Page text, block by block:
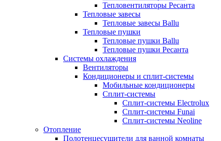
Тепловентиляторы Ресанта
Тепловые завесы
Тепловые завесы Ballu
Тепловые пушки
Тепловые пушки Ballu
Тепловые пушки Ресанта
Системы охлаждения
Вентиляторы
Кондиционеры и сплит-системы
Мобильные кондиционеры
Сплит-системы
Сплит-системы Electrolux
Сплит-системы Funai
Сплит-системы Neoline
Отопление
Полотенцесушители для ванной комнаты